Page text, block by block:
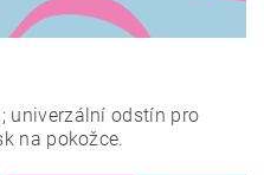
univerzální odstín pro
na pokožce.